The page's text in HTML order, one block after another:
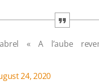
« A l’aube
24, 2020